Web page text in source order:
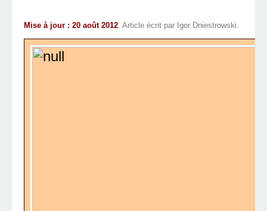
Mise à jour : 20 août 2012. Article écrit par Igor Dniestrowski.